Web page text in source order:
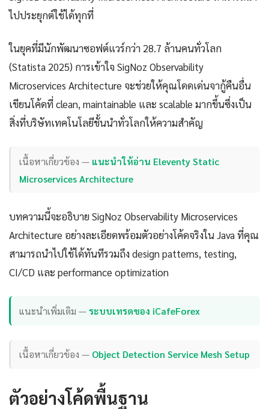
ไปประยุกต์ใช้ได้ทุกที่
ในยุคที่มีนักพัฒนาซอฟต์แวร์กว่า 28.7 ล้านคนทั่วโลก
(Statista 2025) การเข้าใจ SigNoz Observability
Microservices Architecture จะช่วยให้คุณโดดเด่นจากู้คืนอื่น
เขียนโค้ดที่ clean, maintainable และ scalable มากขึ้นซึ่งเป็น
สิ่งที่บริษัทเทคโนโลยีชั้นนำทั่วโลกให้ความสำคัญ
เนื้อหาเกี่ยวข้อง — แนะนำให้อ่าน Eleventy Static
Microservices Architecture
บทความนี้จะอธิบาย SigNoz Observability Microservices
Architecture อย่างละเอียดพร้อมตัวอย่างโค้ดจริงใน Java ที่คุณ
สามารถนำไปใช้ได้ทันทีรวมถึง design patterns, testing,
CI/CD และ performance optimization
แนะนำเพิ่มเติม —ระบบเทรดของ iCafeForex
เนื้อหาเกี่ยวข้อง — Object Detection Service Mesh Setup
ตัวอย่างโค้ดพื้นฐาน